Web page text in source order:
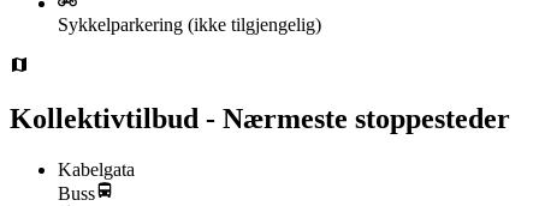
Sykkelparkering (ikke tilgjengelig)
Kollektivtilbud - Nærmeste stoppesteder
Kabelgata
Buss